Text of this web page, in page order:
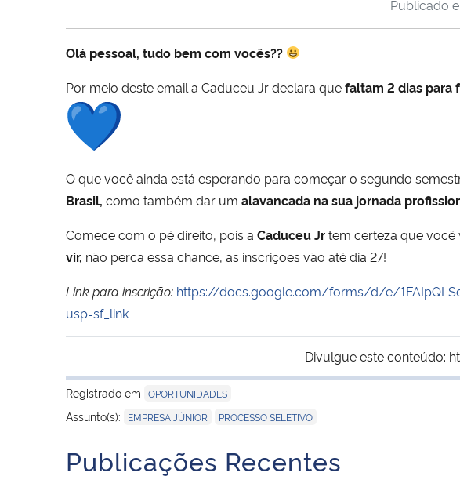
Publicado
Olá pessoal, tudo bem com vocês??
Por meio deste email a Caduceu Jr declara quefaltam 2 dias para
O que você ainda está esperando para começar o segundo
Brasil, como também dar um alavancada na sua jornada
Comece com o pé direito, pois a Caduceu Jrtem certeza que você
vir, não perca essa chance, as inscrições vão até dia 27!
Link para inscrição: https://docs.google.com/forms/d/e/
usp=sf_link
Divulgue este conteúdo:
Registrado em OPORTUNIDADES
Assunto(s): EMPRESA JÚNIOR PROCESSO SELETIVO
Publicações Recentes